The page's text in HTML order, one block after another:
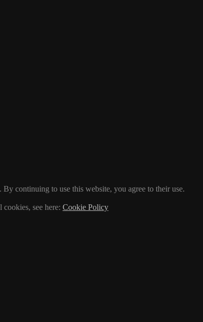
continuing to use this website, you agree to their use.
see here: Cookie Policy